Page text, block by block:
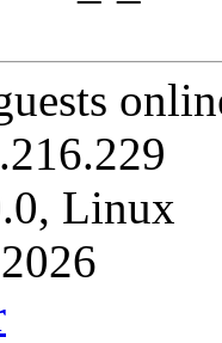
Linux